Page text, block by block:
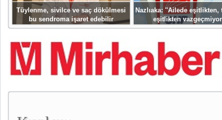
Tüylenme, sivilce ve saç dökülmesi
bu sendroma işaret edebilir
Nazlıaka: ''Ailede eşitlikten,
eşitlikten